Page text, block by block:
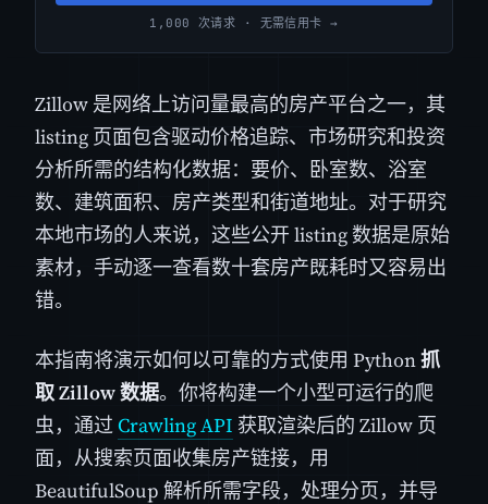
1,000 次请求 · 无需信用卡 →
Zillow 是网络上访问量最高的房产平台之一，其
listing 页面包含驱动价格追踪、市场研究和投资
分析所需的结构化数据：要价、卧室数、浴室
数、建筑面积、房产类型和街道地址。对于研究
本地市场的人来说，这些公开 listing 数据是原始
素材，手动逐一查看数十套房产既耗时又容易出
错。
本指南将演示如何以可靠的方式使用 Python抓
取 Zillow 数据。你将构建一个小型可运行的爬
虫，通过Crawling API 获取渲染后的 Zillow 页
面，从搜索页面收集房产链接，用
BeautifulSoup 解析所需字段，处理分页，并导